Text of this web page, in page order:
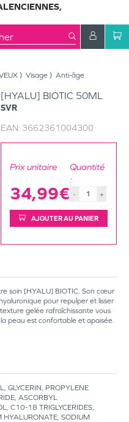
Visage Anti-âge
[HYALU] BIOTIC 50ML
SVR
EAN: 3662361004300
Prix unitaire
34,99€
Quantité
:
- +
AJOUTER AU PANIER
soin [HYALU] BIOTIC. Son cœur
pour repulper et lisser
gelée rafraîchissante vous
peau est confortable et apaisée.
GLYCERIN, PROPYLENE
ASCORBYL
C10-18 TRIGLYCERIDES,
HYALURONATE, SODIUM